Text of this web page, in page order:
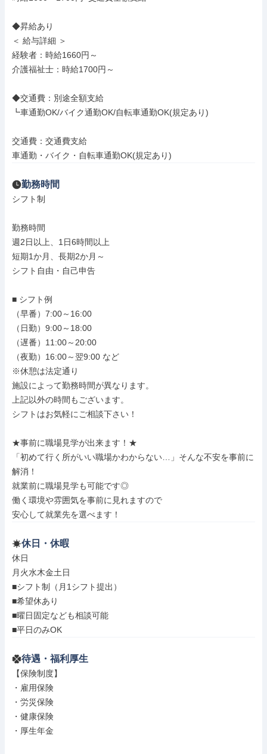
◆昇給あり
＜ 給与詳細 ＞
経験者：時給1660円～
介護福祉士：時給1700円～
◆交通費：別途全額支給
┗車通勤OK/バイク通勤OK/自転車通勤OK(規定あり)
交通費：交通費支給
車通勤・バイク・自転車通勤OK(規定あり)
勤務時間
シフト制
勤務時間
週2日以上、1日6時間以上
短期1か月、長期2か月～
シフト自由・自己申告
■ シフト例
（早番）7:00～16:00
（日勤）9:00～18:00
（遅番）11:00～20:00
（夜勤）16:00～翌9:00 など
※休憩は法定通り
施設によって勤務時間が異なります。
上記以外の時間もございます。
シフトはお気軽にご相談下さい！
★事前に職場見学が出来ます！★
「初めて行く所がいい職場かわからない…」そんな不安を事前に
解消！
就業前に職場見学も可能です◎
働く環境や雰囲気を事前に見れますので
安心して就業先を選べます！
休日・休暇
休日
月火水木金土日
■シフト制（月1シフト提出）
■希望休あり
■曜日固定なども相談可能
■平日のみOK
待遇・福利厚生
【保険制度】
・雇用保険
・労災保険
・健康保険
・厚生年金